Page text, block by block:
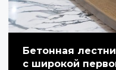
Бетонная
с широкой